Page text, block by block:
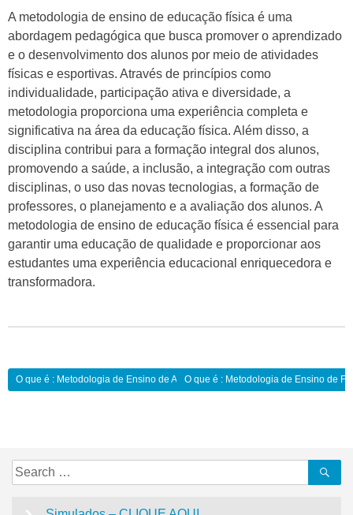
A metodologia de ensino de educação física é uma
abordagem pedagógica que busca promover o aprendizado
e o desenvolvimento dos alunos por meio de atividades
físicas e esportivas. Através de princípios como
individualidade, participação ativa e diversidade, a
metodologia proporciona uma experiência completa e
significativa na área da educação física. Além disso, a
disciplina contribui para a formação integral dos alunos,
promovendo a saúde, a inclusão, a integração com outras
disciplinas, o uso das novas tecnologias, a formação de
professores, o planejamento e a avaliação dos alunos. A
metodologia de ensino de educação física é essencial para
garantir uma educação de qualidade e proporcionar aos
estudantes uma experiência educacional enriquecedora e
transformadora.
Navegação
O que é : Metodologia de Ensino de Arte:O que é : Metodologia de Ensino de
Search
for: